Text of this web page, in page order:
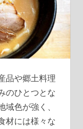
品や郷土料理
のひとつとな
域色が強く、
材には様々な